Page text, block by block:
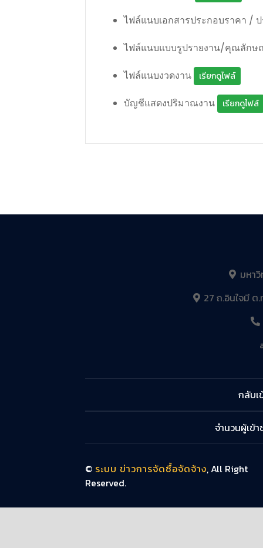
ไฟล์แนบเอกสารประกอบราคา /
ไฟล์แนบแบบรูปรายงาน/คุณลัก
ไฟล์แนบงวดงาน เรียกดูไฟล์
บัญชีแสดงปริมาณงาน เรียกดูไฟล์
มหา
27 ถ.อินใจมี
กลับเ
จำนวนผู้เข้
© ระบบ ข่าวการจัดซื้อจัดจ้าง, All Right
Reserved.